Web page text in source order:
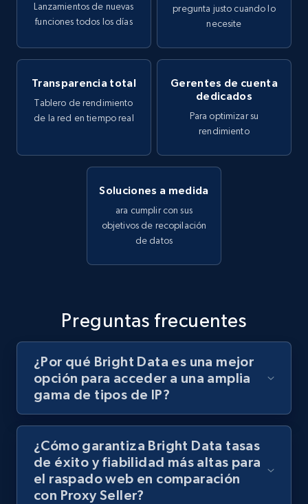
Lanzamientos de nuevas
funciones todos los días
pregunta justo cuando lo
necesite
Transparencia total
Tablero de rendimiento
de la red en tiempo real
Gerentes de cuenta
dedicados
Para optimizar su
rendimiento
Soluciones a medida
ara cumplir con sus
objetivos de recopilación
de datos
Preguntas frecuentes
¿Por qué Bright Data es una mejor
opción para acceder a una amplia
gama de tipos de IP?
¿Cómo garantiza Bright Data tasas
de éxito y fiabilidad más altas para
el raspado web en comparación
con Proxy Seller?